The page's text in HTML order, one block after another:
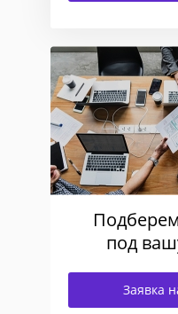
под
Заявка